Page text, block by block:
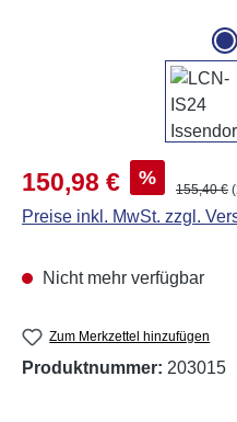
Verkaufspreis:
150,98 € %
155,40 €
Preise inkl. MwSt. zzgl.
Nicht mehr verfügbar
Zum Merkzettel hinzufügen
Produktnummer: 203015